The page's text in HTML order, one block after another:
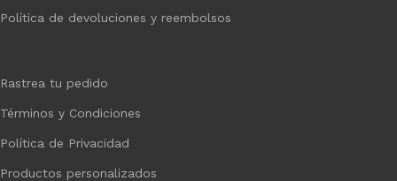
Política de devoluciones y reembolsos
Rastrea tu pedido
Términos y Condiciones
Política de Privacidad
Productos personalizados